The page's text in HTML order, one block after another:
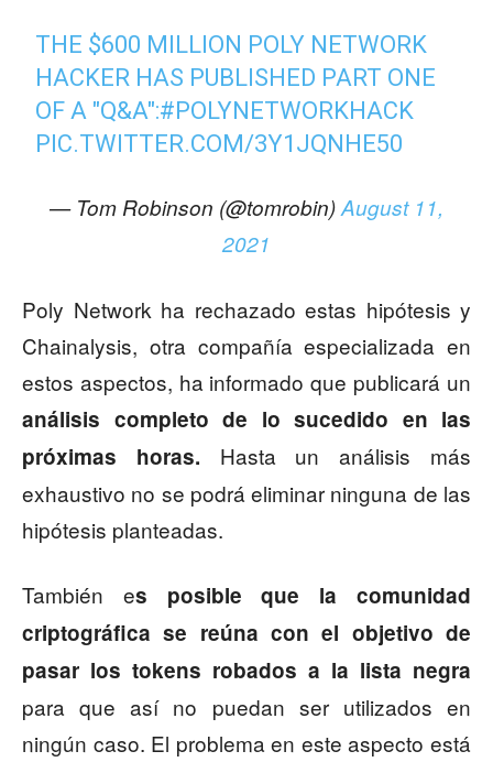
THE $600 MILLION POLY NETWORK
HACKER HAS PUBLISHED PART ONE
OF A "Q&A":#POLYNETWORKHACK
PIC.TWITTER.COM/3Y1JQNHE50
— Tom Robinson (@tomrobin)August 11,
2021
Poly Network ha rechazado estas hipótesis y
Chainalysis, otra compañía especializada en
estos aspectos, ha informado que publicará un
análisis completo de lo sucedido en las
próximas horas. Hasta un análisis más
exhaustivo no se podrá eliminar ninguna de las
hipótesis planteadas.
También es posible que la comunidad
criptográfica se reúna con el objetivo de
pasar los tokens robados a la lista negra
para que así no puedan ser utilizados en
ningún caso. El problema en este aspecto está